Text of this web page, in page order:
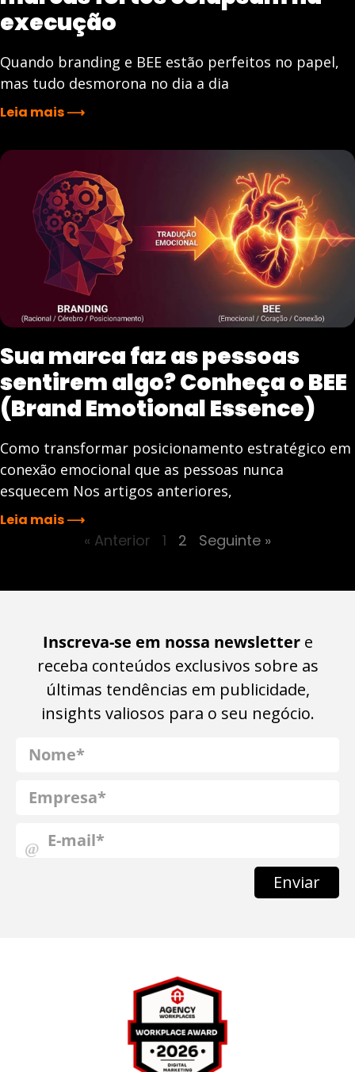
execução
Quando branding e BEE estão perfeitos no papel,
mas tudo desmorona no dia a dia
Leia mais ⟶
Sua marca faz as pessoas
sentirem algo? Conheça o BEE
(Brand Emotional Essence)
Como transformar posicionamento estratégico em
conexão emocional que as pessoas nunca
esquecem Nos artigos anteriores,
Leia mais ⟶
« Anterior 1 2 Seguinte »
Inscreva-se em nossa newslettere
receba conteúdos exclusivos sobre as
últimas tendências em publicidade,
insights valiosos para o seu negócio.
Enviar